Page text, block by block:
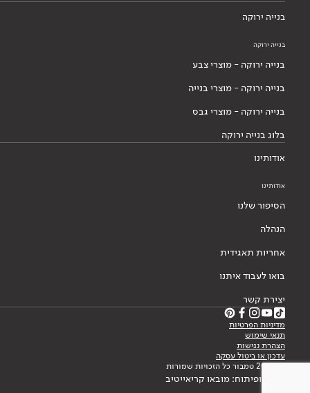
בנייה ירוקה
בנייה ירוקה
בנייה ירוקה - מוצרי צבע
בנייה ירוקה - מוצרי בנייה
בנייה ירוקה - מוצרי גבס
בלוג בנייה ירוקה
אודותינו
אודותינו
הסיפור שלנו
הנהלה
אחריות תאגידית
בואו לעבוד איתנו
יצירת קשר
מדיניות הפרטיות
תנאי שימוש
הצהרת נגישות
עדכון או ביטול עסקה
© 2026 טמבור כל הזכויות שמורות
עיצוב ופיתוח: מובאו קריאייטיב